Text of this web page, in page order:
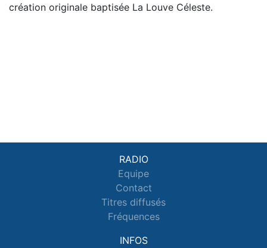
création originale baptisée La Louve Céleste.
RADIO
Equipe
Contact
Titres diffusés
Fréquences
INFOS